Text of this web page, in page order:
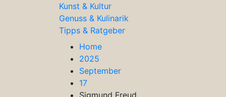
Kunst & Kultur
Genuss & Kulinarik
Tipps & Ratgeber
Home
2025
September
17
Sigmund Freud